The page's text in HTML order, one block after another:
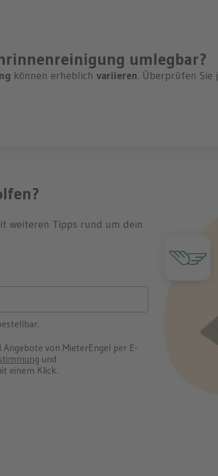
umlegbar?
können erheblich variieren. Überprüfen
weiteren Tipps rund um dein
von MieterEngel per E-
und
einem Klick.